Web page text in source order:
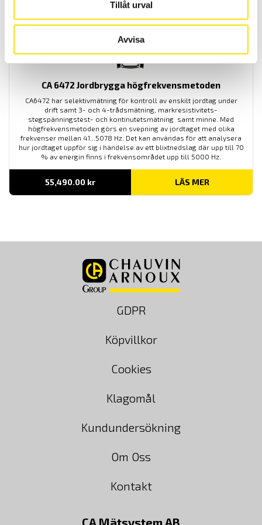
Tillåt urval
Avvisa
CA 6472 Jordbrygga högfrekvensmetoden
CA6472 har selektivmätning för kontroll av enskilt jordtag under
drift samt 3- och 4-trådsmätning, markresistivitets-
stegspänningstest- och kontinutetsmätning samt minne. Med
högfrekvensmetoden görs en svepning av jordtaget med olika
frekvenser mellan 41...5078 Hz. Det kan användas för att analysera
hur jordtaget uppför sig i händelse av ett blixtnedslag där upp till 70
% av energin finns i frekvensområdet upp till 5000 Hz.
55,490.00 kr LÄS MER
GDPR
Köpvillkor
Cookies
Klagomål
Kundundersökning
Om Oss
Kontakt